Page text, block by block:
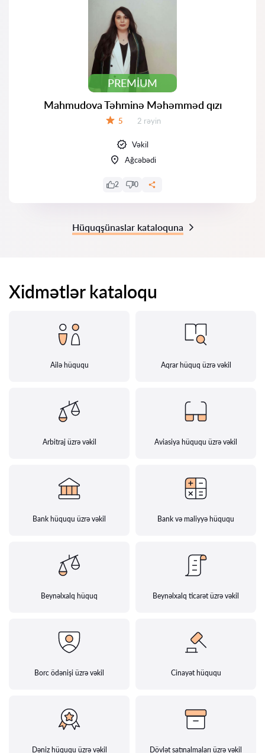
PREMIUM
Mahmudova Təhminə Məhəmməd qızı
5 Rəylər:
2 rəyin
Vəkil
Ağcəbədi
2 0
Hüquqşünaslar kataloquna
Xidmətlər kataloqu
Ailə hüququ Aqrar hüquq üzrə vəkil
Arbitraj üzrə vəkil Aviasiya hüququ üzrə vəkil
Bank hüququ üzrə vəkil Bank və maliyyə hüququ
Beynəlxalq hüquq Beynəlxalq ticarət üzrə vəkil
Borc ödənişi üzrə vəkil Cinayət hüququ
Dəniz hüququ üzrə vəkil Dövlət satınalmaları üzrə vəkil